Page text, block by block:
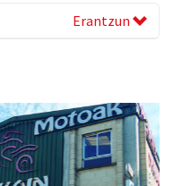
Erantzun